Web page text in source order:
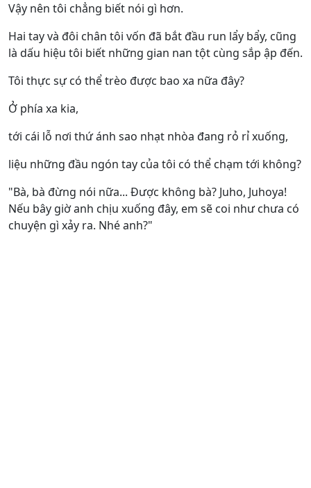
Vậy nên tôi chẳng biết nói gì hơn.
Hai tay và đôi chân tôi vốn đã bắt đầu run lẩy bẩy, cũng
là dấu hiệu tôi biết những gian nan tột cùng sắp ập đến.
Tôi thực sự có thể trèo được bao xa nữa đây?
Ở phía xa kia,
tới cái lỗ nơi thứ ánh sao nhạt nhòa đang rỏ rỉ xuống,
liệu những đầu ngón tay của tôi có thể chạm tới không?
"Bà, bà đừng nói nữa... Được không bà? Juho, Juhoya!
Nếu bây giờ anh chịu xuống đây, em sẽ coi như chưa có
chuyện gì xảy ra. Nhé anh?"